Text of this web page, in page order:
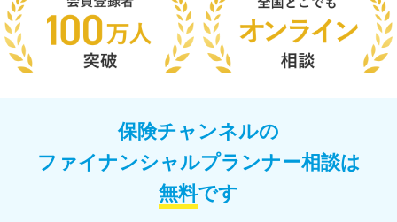
保険チャンネルの
ファイナンシャルプランナー相談は
無料です